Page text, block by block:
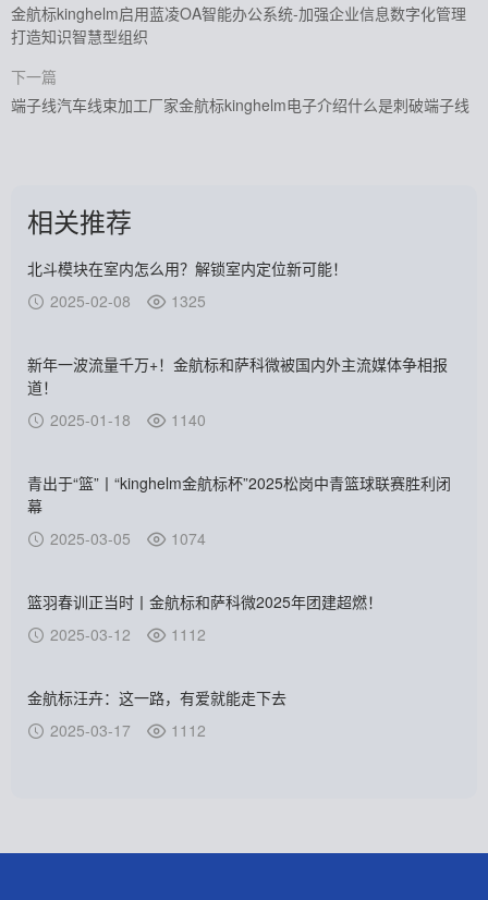
金航标kinghelm启用蓝凌OA智能办公系统-加强企业信息数字化管理
打造知识智慧型组织
下一篇
端子线汽车线束加工厂家金航标kinghelm电子介绍什么是刺破端子线
相关推荐
北斗模块在室内怎么用？解锁室内定位新可能！
2025-02-08
1325
新年一波流量千万+！金航标和萨科微被国内外主流媒体争相报
道！
2025-01-18
1140
青出于“篮”丨“kinghelm金航标杯”2025松岗中青篮球联赛胜利闭
幕
2025-03-05
1074
篮羽春训正当时丨金航标和萨科微2025年团建超燃！
2025-03-12
1112
金航标汪卉：这一路，有爱就能走下去
2025-03-17
1112